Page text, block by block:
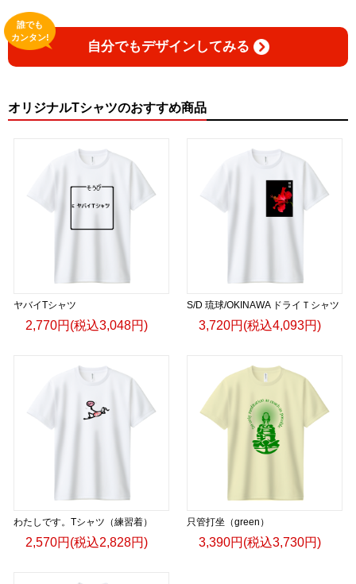
自分でもデザインしてみる
誰でも
カンタン!
オリジナルTシャツのおすすめ商品
ヤバイTシャツ
2,770円(税込3,048円)
S/D 琉球/OKINAWA ドライＴシャツ
3,720円(税込4,093円)
わたしです。Tシャツ（練習着）
2,570円(税込2,828円)
只管打坐（green）
3,390円(税込3,730円)